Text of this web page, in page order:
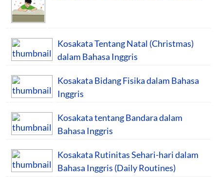
Kosakata Tentang Natal (Christmas)
dalam Bahasa Inggris
Kosakata Bidang Fisika dalam Bahasa
Inggris
Kosakata tentang Bandara dalam
Bahasa Inggris
Kosakata Rutinitas Sehari-hari dalam
Bahasa Inggris (Daily Routines)